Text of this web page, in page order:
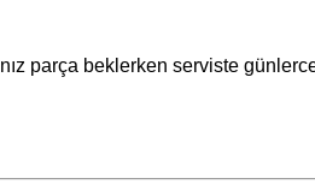
parça beklerken serviste